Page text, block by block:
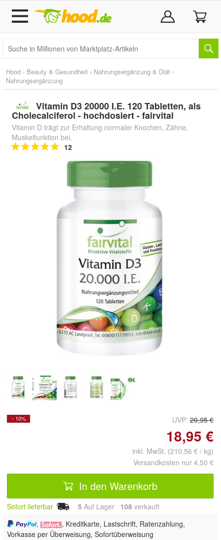
Hood › Beauty & Gesundheit › Nahrungsergänzung & Diät ›
Nahrungsergänzung
Vitamin D3 20000 I.E. 120 Tabletten, als
Cholecalciferol - hochdosiert - fairvital
Vitamin D trägt zur Erhaltung normaler Knochen, Zähne,
Muskelfunktion bei.
12
Doppelt antippen zum
vergrößern
- 10% UVP: 20,95 €
18,95 €
inkl. MwSt. (210,56 € / kg)
Versandkosten nur 4,50 €
In den Warenkorb
Sofort lieferbar 5 Auf Lager 108 verkauft
,
, Kreditkarte, Lastschrift, Ratenzahlung,
Vorkasse per Überweisung, Sofortüberweisung